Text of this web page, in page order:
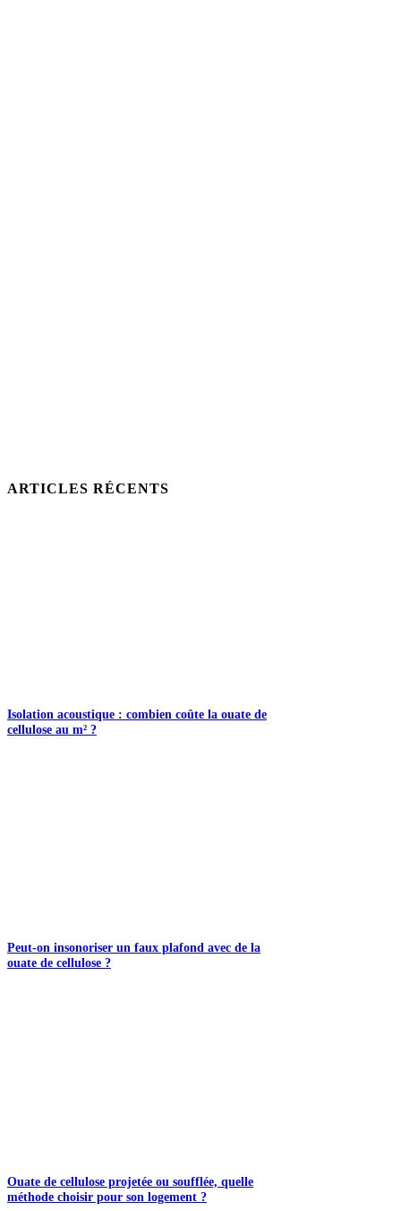
ARTICLES RÉCENTS
Isolation acoustique : combien coûte la ouate de
cellulose au m² ?
Peut-on insonoriser un faux plafond avec de la
ouate de cellulose ?
Ouate de cellulose projetée ou soufflée, quelle
méthode choisir pour son logement ?